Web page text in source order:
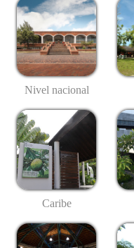
Nivel nacional
Caribe